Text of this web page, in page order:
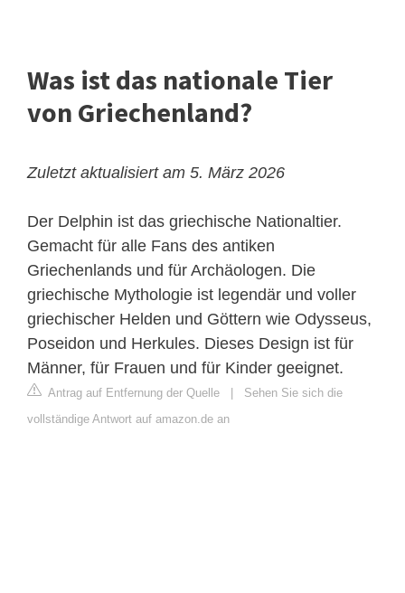
Was ist das nationale Tier
von Griechenland?
Zuletzt aktualisiert am 5. März 2026
Der Delphin ist das griechische Nationaltier.
Gemacht für alle Fans des antiken
Griechenlands und für Archäologen. Die
griechische Mythologie ist legendär und voller
griechischer Helden und Göttern wie Odysseus,
Poseidon und Herkules. Dieses Design ist für
Männer, für Frauen und für Kinder geeignet.
Antrag auf Entfernung der Quelle
Sehen Sie sich die
vollständige Antwort auf amazon.de an